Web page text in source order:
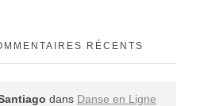
RÉCENTS
dans Danse en Ligne